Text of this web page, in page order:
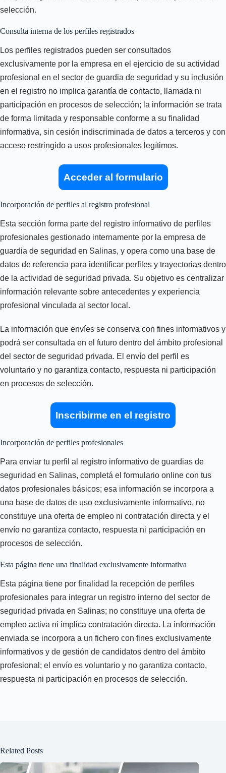
selección.
Consulta interna de los perfiles registrados
Los perfiles registrados pueden ser consultados
exclusivamente por la empresa en el ejercicio de su actividad
profesional en el sector de guardia de seguridad y su inclusión
en el registro no implica garantía de contacto, llamada ni
participación en procesos de selección; la información se trata
de forma limitada y responsable conforme a su finalidad
informativa, sin cesión indiscriminada de datos a terceros y con
acceso restringido a usos profesionales legítimos.
Acceder al formulario
Incorporación de perfiles al registro profesional
Esta sección forma parte del registro informativo de perfiles
profesionales gestionado internamente por la empresa de
guardia de seguridad en Salinas, y opera como una base de
datos de referencia para identificar perfiles y trayectorias dentro
de la actividad de seguridad privada. Su objetivo es centralizar
información relevante sobre antecedentes y experiencia
profesional vinculada al sector local.
La información que envíes se conserva con fines informativos y
podrá ser consultada en el futuro dentro del ámbito profesional
del sector de seguridad privada. El envío del perfil es
voluntario y no garantiza contacto, respuesta ni participación
en procesos de selección.
Inscribirme en el registro
Incorporación de perfiles profesionales
Para enviar tu perfil al registro informativo de guardias de
seguridad en Salinas, completá el formulario online con tus
datos profesionales básicos; esa información se incorpora a
una base de datos de uso exclusivamente informativo, no
constituye una oferta de empleo ni contratación directa y el
envío no garantiza contacto, respuesta ni participación en
procesos de selección.
Esta página tiene una finalidad exclusivamente informativa
Esta página tiene por finalidad la recepción de perfiles
profesionales para integrar un registro interno del sector de
seguridad privada en Salinas; no constituye una oferta de
empleo activa ni implica contratación directa. La información
enviada se incorpora a un fichero con fines exclusivamente
informativos y de gestión de candidatos dentro del ámbito
profesional; el envío es voluntario y no garantiza contacto,
respuesta ni participación en procesos de selección.
Related Posts